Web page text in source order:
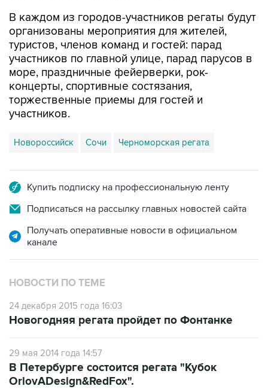
В каждом из городов-участников регаты будут
организованы мероприятия для жителей,
туристов, членов команд и гостей: парад
участников по главной улице, парад парусов в
море, праздничные фейерверки, рок-
концерты, спортивные состязания,
торжественные приемы для гостей и
участников.
Новороссийск Сочи Черноморская регата
Купить подписку на профессиональную ленту
Подписаться на рассылку главных новостей сайта
Получать оперативные новости в официальном
канале
НОВОСТИ ПО ТЕМЕ
24 декабря 2015 года 16:03
Новогодняя регата пройдет по Фонтанке
29 мая 2014 года 14:57
В Петербурге состоится регата "Кубок
OrlovADesign&RedFox".